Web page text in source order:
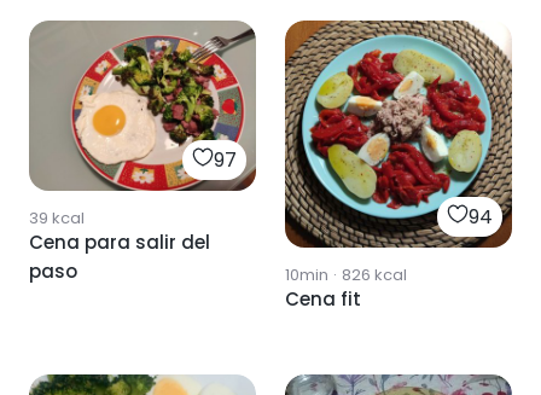
97
39 kcal
Cena para salir del
paso
94
10min · 826 kcal
Cena fit